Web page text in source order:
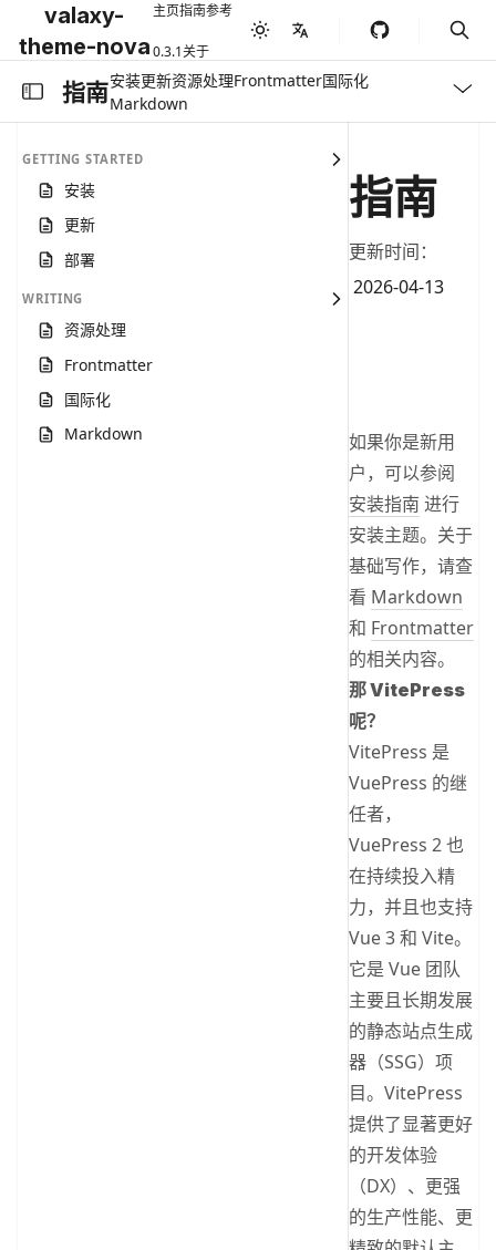
valaxy-
theme-nova
主页指南参考
0.3.1关于
指南安装更新资源处理Frontmatter国际化
Markdown
GETTING STARTED
安装
更新
部署
WRITING
资源处理
Frontmatter
国际化
Markdown
指南
更新时间：
Published on
2026-04-13
如果你是新用
户，可以参阅
安装指南 进行
安装主题。关于
基础写作，请查
看 Markdown
和 Frontmatter
的相关内容。
那 VitePress
呢？
VitePress 是
VuePress 的继
任者，
VuePress 2 也
在持续投入精
力，并且也支持
Vue 3 和 Vite。
它是 Vue 团队
主要且长期发展
的静态站点生成
器（SSG）项
目。VitePress
提供了显著更好
的开发体验
（DX）、更强
的生产性能、更